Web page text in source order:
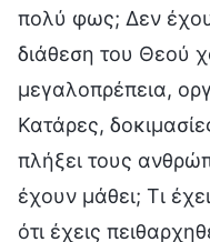
πολύ φως; Δεν
διάθεση του Θεού
μεγαλοπρέπεια,
Κατάρες,
πλήξει τους
έχουν μάθει; Τι
ότι έχεις